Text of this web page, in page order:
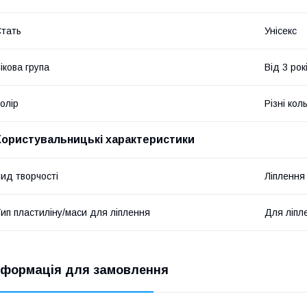
Унісекс
група Від 3
Різні
характеристики
творчості Ліплення
пластиліну/маси для ліплення Для
для замовлення